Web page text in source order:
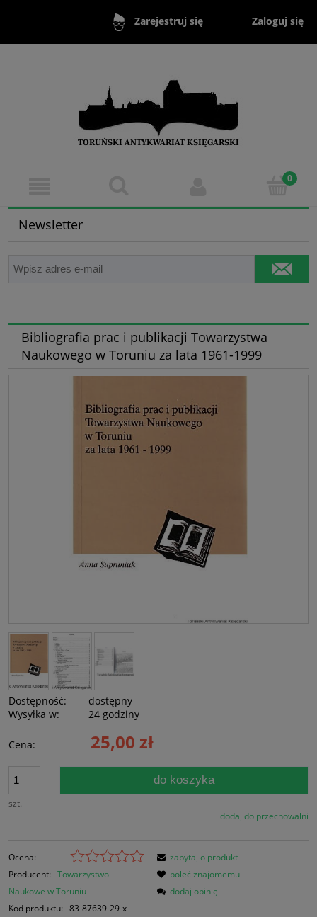
Zarejestruj się Zaloguj się
Newsletter
Bibliografia prac i publikacji Towarzystwa
Naukowego w Toruniu za lata 1961-1999
Dostępność:
dostępny
Wysyłka w:
24 godziny
Cena: 25,00 zł
szt.
do koszyka
dodaj do przechowalni
Ocena:
Producent: Towarzystwo
Naukowe w Toruniu
Kod produktu: 83-87639-29-x
zapytaj o produkt
poleć znajomemu
dodaj opinię